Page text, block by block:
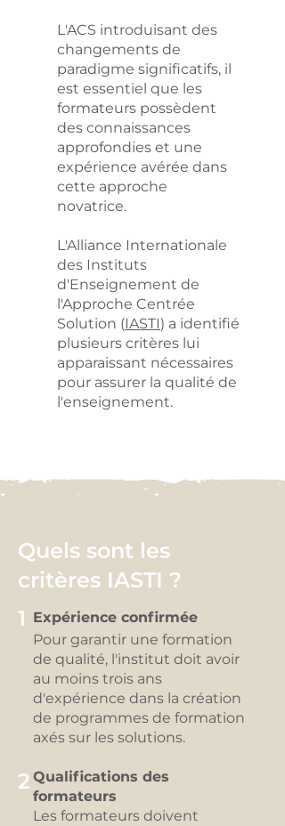
L'ACS introduisant des
changements de
paradigme significatifs, il
est essentiel que les
formateurs possèdent
des connaissances
approfondies et une
expérience avérée dans
cette approche
novatrice.
L'Alliance Internationale
des Instituts
d'Enseignement de
l'Approche Centrée
Solution (IASTI) a identifié
plusieurs critères lui
apparaissant nécessaires
pour assurer la qualité de
l'enseignement.
Quels sont les
critères IASTI ?
1
2
Expérience confirmée
Pour garantir une formation
de qualité, l'institut doit avoir
au moins trois ans
d'expérience dans la création
de programmes de formation
axés sur les solutions.
Qualifications des
formateurs
Les formateurs doivent